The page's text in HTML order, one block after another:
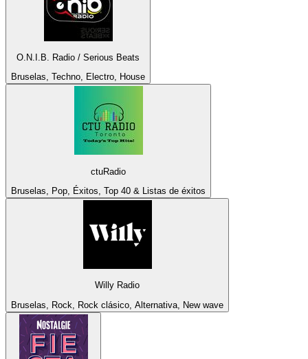
O.N.I.B. Radio / Serious Beats
Bruselas, Techno, Electro, House
ctuRadio
Bruselas, Pop, Éxitos, Top 40 & Listas de éxitos
Willy Radio
Bruselas, Rock, Rock clásico, Alternativa, New wave